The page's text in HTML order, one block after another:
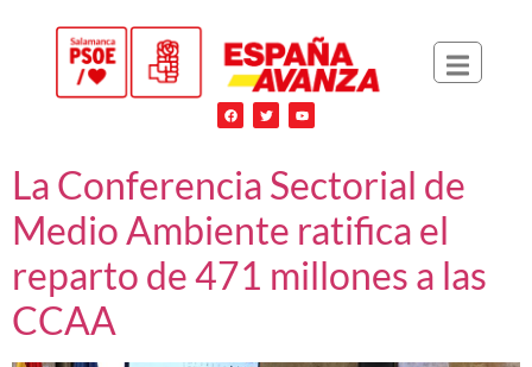
La Conferencia Sectorial de
Medio Ambiente ratifica el
reparto de 471 millones a las
CCAA